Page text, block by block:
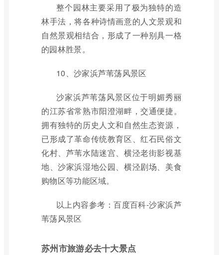
整个园林主要采用了极为独特的造
林手法，将各种诗情画意的人文景观和
自然景观相结合，形成了一种别具一格
的园林胜景。
10、沙家浜芦苇荡风景区
沙家浜芦苇荡风景区位于明媚秀丽
的江苏省常熟市阳澄湖畔，交通便捷。
拥有独特的历史人文和自然生态资源，
已形成了革命传统教育区、红石民俗文
化村、芦苇水陆迷宫、横泾老街影视基
地、沙家浜湿地公园、横泾剧场、美食
购物区等功能区域。
以上内容参考：百度百科-沙家浜芦
苇荡风景区
苏州市旅游必去十大景点